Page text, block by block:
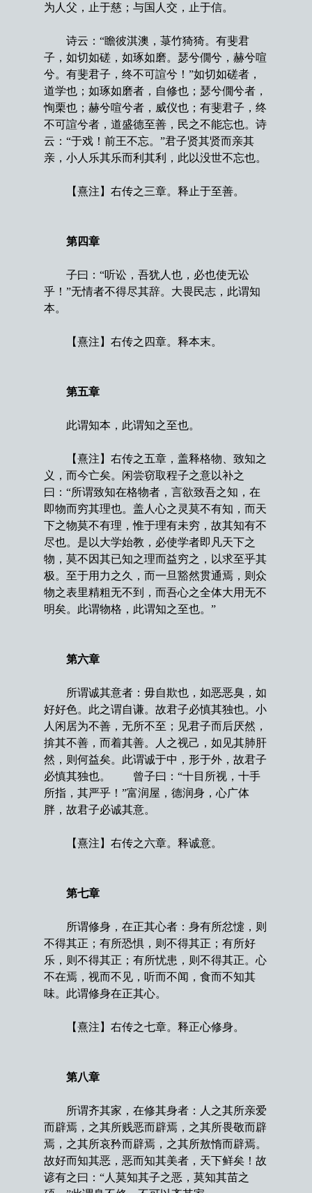
为人父，止于慈；与国人交，止于信。
诗云：“瞻彼淇澳，菉竹猗猗。有斐君
子，如切如磋，如琢如磨。瑟兮僩兮，赫兮喧
兮。有斐君子，终不可諠兮！”如切如磋者，
道学也；如琢如磨者，自修也；瑟兮僩兮者，
恂栗也；赫兮喧兮者，威仪也；有斐君子，终
不可諠兮者，道盛德至善，民之不能忘也。诗
云：“于戏！前王不忘。”君子贤其贤而亲其
亲，小人乐其乐而利其利，此以没世不忘也。
【熹注】右传之三章。释止于至善。
第四章
子曰：“听讼，吾犹人也，必也使无讼
乎！”无情者不得尽其辞。大畏民志，此谓知
本。
【熹注】右传之四章。释本末。
第五章
此谓知本，此谓知之至也。
【熹注】右传之五章，盖释格物、致知之
义，而今亡矣。闲尝窃取程子之意以补之
曰：“所谓致知在格物者，言欲致吾之知，在
即物而穷其理也。盖人心之灵莫不有知，而天
下之物莫不有理，惟于理有未穷，故其知有不
尽也。是以大学始教，必使学者即凡天下之
物，莫不因其已知之理而益穷之，以求至乎其
极。至于用力之久，而一旦豁然贯通焉，则众
物之表里精粗无不到，而吾心之全体大用无不
明矣。此谓物格，此谓知之至也。”
第六章
所谓诚其意者：毋自欺也，如恶恶臭，如
好好色。此之谓自谦。故君子必慎其独也。小
人闲居为不善，无所不至；见君子而后厌然，
揜其不善，而着其善。人之视己，如见其肺肝
然，则何益矣。此谓诚于中，形于外，故君子
必慎其独也。 曾子曰：“十目所视，十手
所指，其严乎！”富润屋，德润身，心广体
胖，故君子必诚其意。
【熹注】右传之六章。释诚意。
第七章
所谓修身，在正其心者：身有所忿懥，则
不得其正；有所恐惧，则不得其正；有所好
乐，则不得其正；有所忧患，则不得其正。心
不在焉，视而不见，听而不闻，食而不知其
味。此谓修身在正其心。
【熹注】右传之七章。释正心修身。
第八章
所谓齐其家，在修其身者：人之其所亲爱
而辟焉，之其所贱恶而辟焉，之其所畏敬而辟
焉，之其所哀矜而辟焉，之其所敖惰而辟焉。
故好而知其恶，恶而知其美者，天下鲜矣！故
谚有之曰：“人莫知其子之恶，莫知其苗之